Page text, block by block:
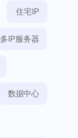
住宅IP
多IP服务器
数据中心